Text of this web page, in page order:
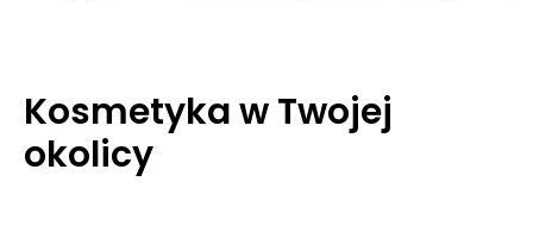
Kosmetyka w Twojej
okolicy